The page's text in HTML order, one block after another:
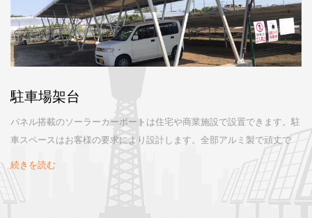
駐車場架台
パネル搭載のソーラーカーポートは住宅や商業施設で設置できます。駐
車スペースはお客様の要求により設計します。全部アルミ製で頑丈で
す。
続きを読む